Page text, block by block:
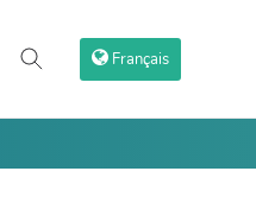
Français